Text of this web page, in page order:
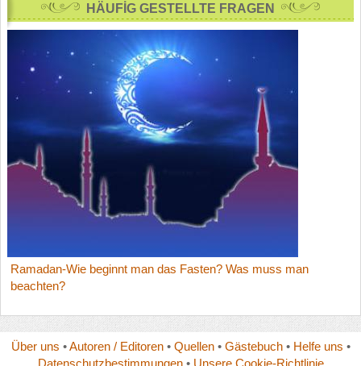
HÄUFİG GESTELLTE FRAGEN
Ramadan-Wie beginnt man das Fasten? Was muss man
beachten?
Über uns •Autoren / Editoren• Quellen• Gästebuch• Helfe uns •